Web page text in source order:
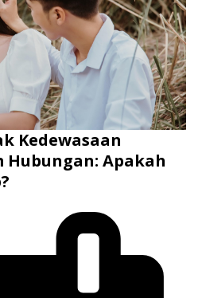
Kedewasaan
Hubungan: Apakah